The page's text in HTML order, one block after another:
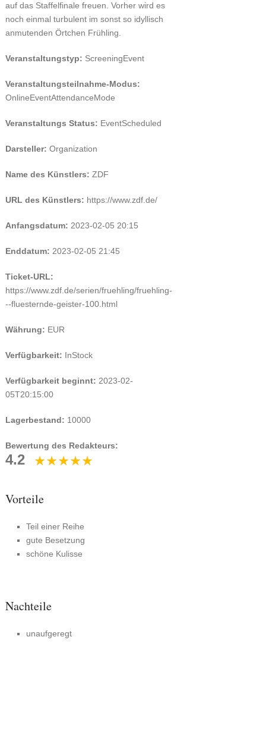
auf das Staffelfinale freuen. Vorher wird es
noch einmal turbulent im sonst so idyllisch
anmutenden Örtchen Frühling.
Veranstaltungstyp: ScreeningEvent
Veranstaltungsteilnahme-Modus:
OnlineEventAttendanceMode
Veranstaltungs Status: EventScheduled
Darsteller: Organization
Name des Künstlers: ZDF
URL des Künstlers: https://www.zdf.de/
Anfangsdatum: 2023-02-05 20:15
Enddatum: 2023-02-05 21:45
Ticket-URL:
https://www.zdf.de/serien/fruehling/fruehling-
--fluesternde-geister-100.html
Währung: EUR
Verfügbarkeit: InStock
Verfügbarkeit beginnt: 2023-02-
05T20:15:00
Lagerbestand: 10000
Bewertung des Redakteurs:
4.2
Vorteile
Teil einer Reihe
gute Besetzung
schöne Kulisse
Nachteile
unaufgeregt